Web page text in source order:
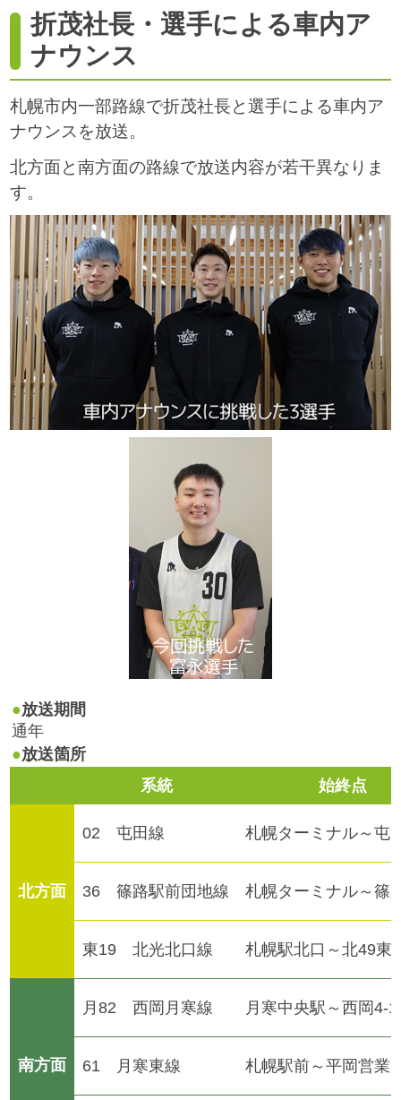
折茂社長・選手による車内ア
ナウンス
札幌市内一部路線で折茂社長と選手による車内ア
ナウンスを放送。
北方面と南方面の路線で放送内容が若干異なりま
す。
放送期間
通年
放送箇所
系統
始終点
北方面
02 屯田線 札幌ターミナル～屯
36 篠路駅前団地線 札幌ターミナル～篠
東19 北光北口線 札幌駅北口～北49東3
南方面
月82 西岡月寒線 月寒中央駅～西岡4-
61 月寒東線 札幌駅前～平岡営業